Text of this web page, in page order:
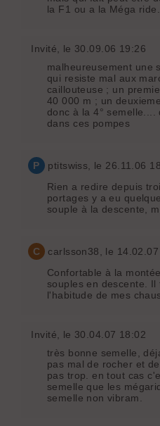
la F1 ou a la Méga ride.
Invité , le 30.09.06 19:26
malheureusement une
qui resiste mal aux
caillouteuse ; un
40 000 m ; un
donc à la 4°
dans ces pompes
P ptitswiss , le 26.11.06
Rien a redire depuis
portages y a eu
souple à la descente,
C carlsson38
, le
Confortable à la
souples en descente.
l'habitude de mes
Invité , le 30.04.07 18:02
très bonne semelle,
pas mal de rocher et
pas trop. en tout cas
semelle que les
semelle non vibram.